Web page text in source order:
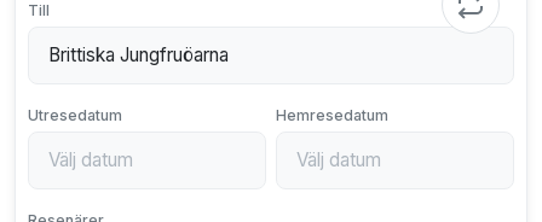
Till
Utresedatum Hemresedatum